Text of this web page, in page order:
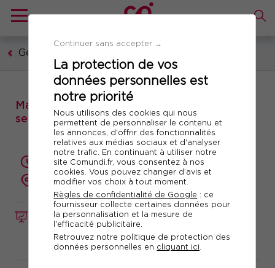
Continuer sans accepter →
La protection de vos
données personnelles est
notre priorité
Nous utilisons des cookies qui nous
permettent de personnaliser le contenu et
les annonces, d'offrir des fonctionnalités
relatives aux médias sociaux et d'analyser
notre trafic. En continuant à utiliser notre
site Comundi.fr, vous consentez à nos
cookies. Vous pouvez changer d’avis et
modifier vos choix à tout moment.
Règles de confidentialité de Google : ce
fournisseur collecte certaines données pour
la personnalisation et la mesure de
l'efficacité publicitaire.
Retrouvez notre politique de protection des
données personnelles en cliquant ici.
Gestion publique
FORMATION Réf. 11822
Télécharger le programme
Matinale : L’Intelligence Artificielle au
service des achats publics
3.5 heures
à distance